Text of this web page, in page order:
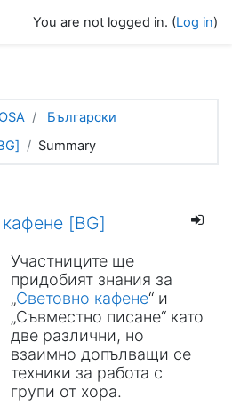
You are not logged in. (Log in)
Български
Summary
[BG]
Участниците ще
придобият знания за
„Световно кафене“ и
„Съвместно писане“ като
две различни, но
взаимно допълващи се
техники за работа с
групи от хора.